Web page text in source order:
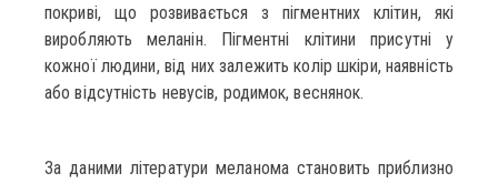
покриві, що розвивається з пігментних клітин, які
виробляють меланін. Пігментні клітини присутні у
кожної людини, від них залежить колір шкіри, наявність
або відсутність невусів, родимок, веснянок.
За даними літератури меланома становить приблизно